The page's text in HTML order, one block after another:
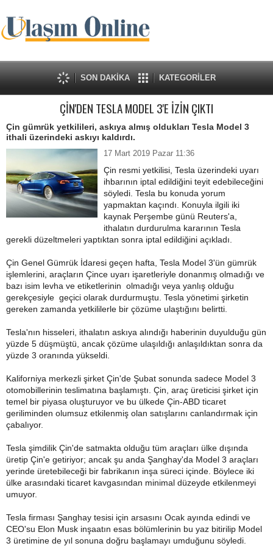
SON DAKİKA KATEGORİLER
ÇİN'DEN TESLA MODEL 3'E İZİN ÇIKTI
Çin gümrük yetkilileri, askıya almış oldukları Tesla Model 3
ithali üzerindeki askıyı kaldırdı.
17 Mart 2019 Pazar 11:36
Çin resmi yetkilisi, Tesla üzerindeki uyarı
ihbarının iptal edildiğini teyit edebileceğini
söyledi. Tesla bu konuda yorum
yapmaktan kaçındı. Konuyla ilgili iki
kaynak Perşembe günü Reuters'a,
ithalatın durdurulma kararının Tesla
gerekli düzeltmeleri yaptıktan sonra iptal edildiğini açıkladı.
Çin Genel Gümrük İdaresi geçen hafta, Tesla Model 3'ün gümrük
işlemlerini, araçların Çince uyarı işaretleriyle donanmış olmadığı ve
bazı isim levha ve etiketlerinin olmadığı veya yanlış olduğu
gerekçesiyle geçici olarak durdurmuştu. Tesla yönetimi şirketin
gereken zamanda yetkililerle bir çözüme ulaştığını belirtti.
Tesla'nın hisseleri, ithalatın askıya alındığı haberinin duyulduğu gün
yüzde 5 düşmüştü, ancak çözüme ulaşıldığı anlaşıldıktan sonra da
yüzde 3 oranında yükseldi.
Kaliforniya merkezli şirket Çin'de Şubat sonunda sadece Model 3
otomobillerinin teslimatına başlamıştı. Çin, araç üreticisi şirket için
temel bir piyasa oluşturuyor ve bu ülkede Çin-ABD ticaret
geriliminden olumsuz etkilenmiş olan satışlarını canlandırmak için
çabalıyor.
Tesla şimdilik Çin'de satmakta olduğu tüm araçları ülke dışında
üretip Çin'e getiriyor; ancak şu anda Şanghay'da Model 3 araçları
yerinde üretebileceği bir fabrikanın inşa süreci içinde. Böylece iki
ülke arasındaki ticaret kavgasından minimal düzeyde etkilenmeyi
umuyor.
Tesla firması Şanghay tesisi için arsasını Ocak ayında edindi ve
CEO'su Elon Musk inşaatın esas bölümlerinin bu yaz bitirilip Model
3 üretimine de yıl sonuna doğru başlamayı umduğunu söyledi.